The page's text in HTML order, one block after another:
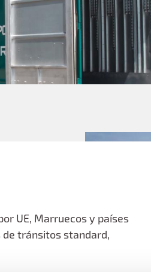
UE, Marruecos y países
tránsitos standard,